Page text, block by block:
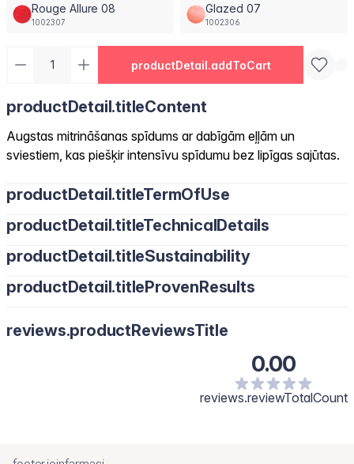
Rouge Allure 08
1002307
Glazed 07
1002306
productDetail.addToCart
productDetail.titleContent
Augstas mitrināšanas spīdums ar dabīgām eļļām un
sviestiem, kas piešķir intensīvu spīdumu bez lipīgas sajūtas.
productDetail.titleTermOfUse
productDetail.titleTechnicalDetails
productDetail.titleSustainability
productDetail.titleProvenResults
reviews.productReviewsTitle
0.00
reviews.reviewTotalCount